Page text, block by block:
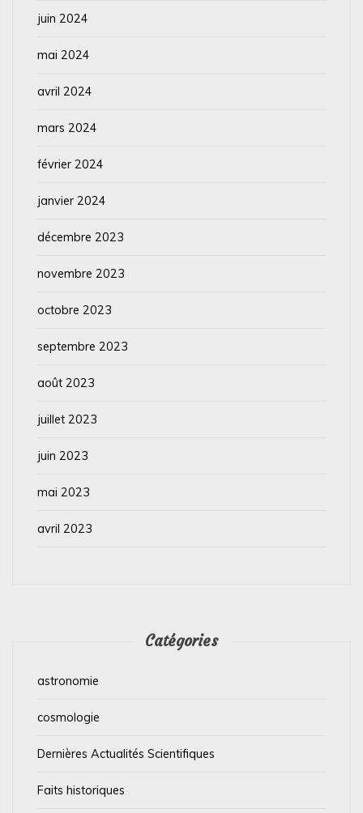
juin 2024
mai 2024
avril 2024
mars 2024
février 2024
janvier 2024
décembre 2023
novembre 2023
octobre 2023
septembre 2023
août 2023
juillet 2023
juin 2023
mai 2023
avril 2023
Catégories
astronomie
cosmologie
Dernières Actualités Scientifiques
Faits historiques